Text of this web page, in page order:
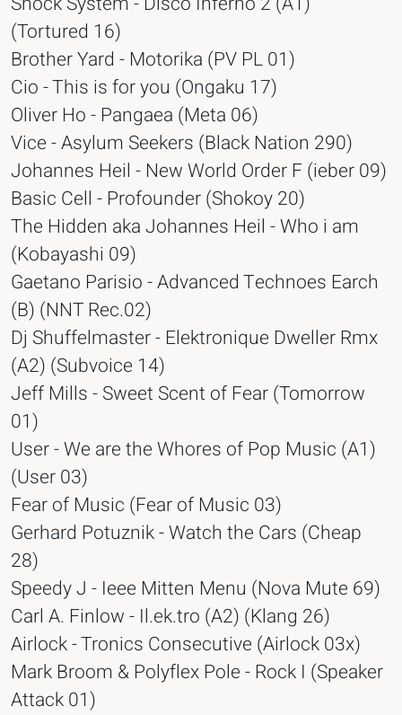
(Tortured 16)
Brother Yard - Motorika (PV PL 01)
Cio - This is for you (Ongaku 17)
Oliver Ho - Pangaea (Meta 06)
Vice - Asylum Seekers (Black Nation 290)
Johannes Heil - New World Order F (ieber 09)
Basic Cell - Profounder (Shokoy 20)
The Hidden aka Johannes Heil - Who i am
(Kobayashi 09)
Gaetano Parisio - Advanced Technoes Earch
(B) (NNT Rec.02)
Dj Shuffelmaster - Elektronique Dweller Rmx
(A2) (Subvoice 14)
Jeff Mills - Sweet Scent of Fear (Tomorrow
01)
User - We are the Whores of Pop Music (A1)
(User 03)
Fear of Music (Fear of Music 03)
Gerhard Potuznik - Watch the Cars (Cheap
28)
Speedy J - Ieee Mitten Menu (Nova Mute 69)
Carl A. Finlow - Il.ek.tro (A2) (Klang 26)
Airlock - Tronics Consecutive (Airlock 03x)
Mark Broom & Polyflex Pole - Rock I (Speaker
Attack 01)